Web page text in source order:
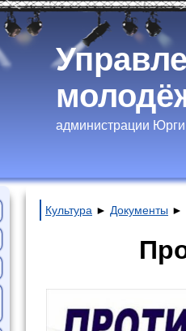
администрации
Культура ► Документы ►